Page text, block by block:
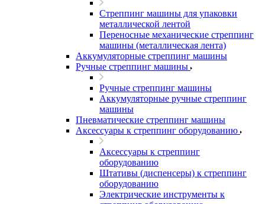
Стреппинг машины для упаковки
металлической лентой
Переносные механические стреппинг
машины (металлическая лента)
Аккумуляторные стреппинг машины
Ручные стреппинг машины
Ручные стреппинг машины
Аккумуляторные ручные стреппинг
машины
Пневматические стреппинг машины
Аксессуары к стреппинг оборудованию
Аксессуары к стреппинг
оборудованию
Штативы (диспенсеры) к стреппинг
оборудованию
Электрические инструменты к